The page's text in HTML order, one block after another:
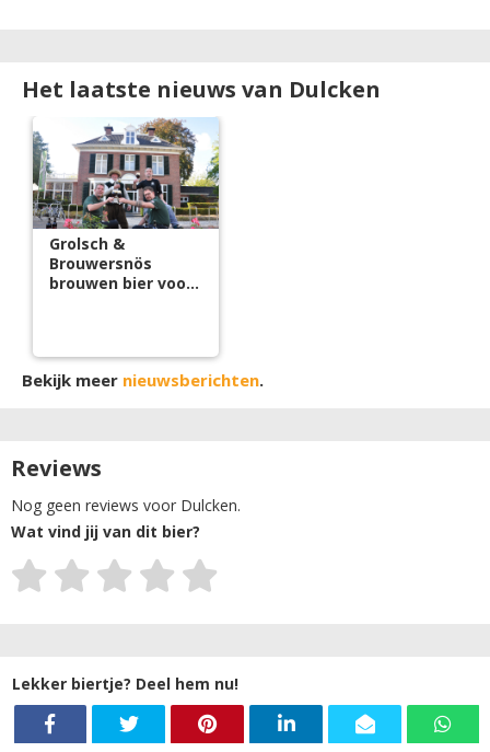
Het laatste nieuws van Dulcken
Grolsch &
Brouwersnös
brouwen bier voor
Bekijk meer nieuwsberichten.
Reviews
Nog geen reviews voor Dulcken.
Wat vind jij van dit bier?
Lekker biertje? Deel hem nu!